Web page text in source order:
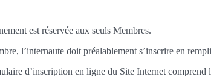
est réservée aux seuls Membres.
l’internaute doit préalablement s’inscrire en
d’inscription en ligne du Site Internet comprend